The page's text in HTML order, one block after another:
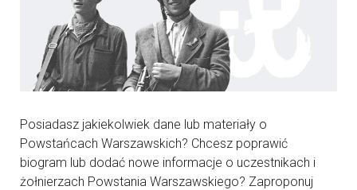
Posiadasz jakiekolwiek dane lub materiały o
Powstańcach Warszawskich? Chcesz poprawić
biogram lub dodać nowe informacje o uczestnikach i
żołnierzach Powstania Warszawskiego? Zaproponuj